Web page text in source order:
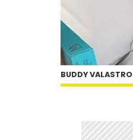
BUDDY VALASTRO